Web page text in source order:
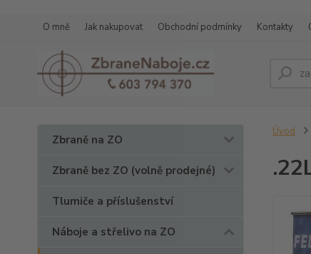
O mně Jak nakupovat Obchodní podmínky Kontakty
Zbraně na ZO
Zbraně bez ZO (volně prodejné)
Tlumiče a příslušenství
Náboje a střelivo na ZO
Úvod